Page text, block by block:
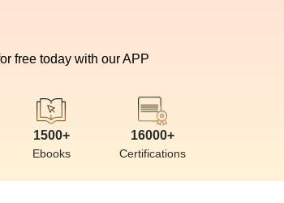
free today with our APP
1500+
Ebooks
16000+
Certifications